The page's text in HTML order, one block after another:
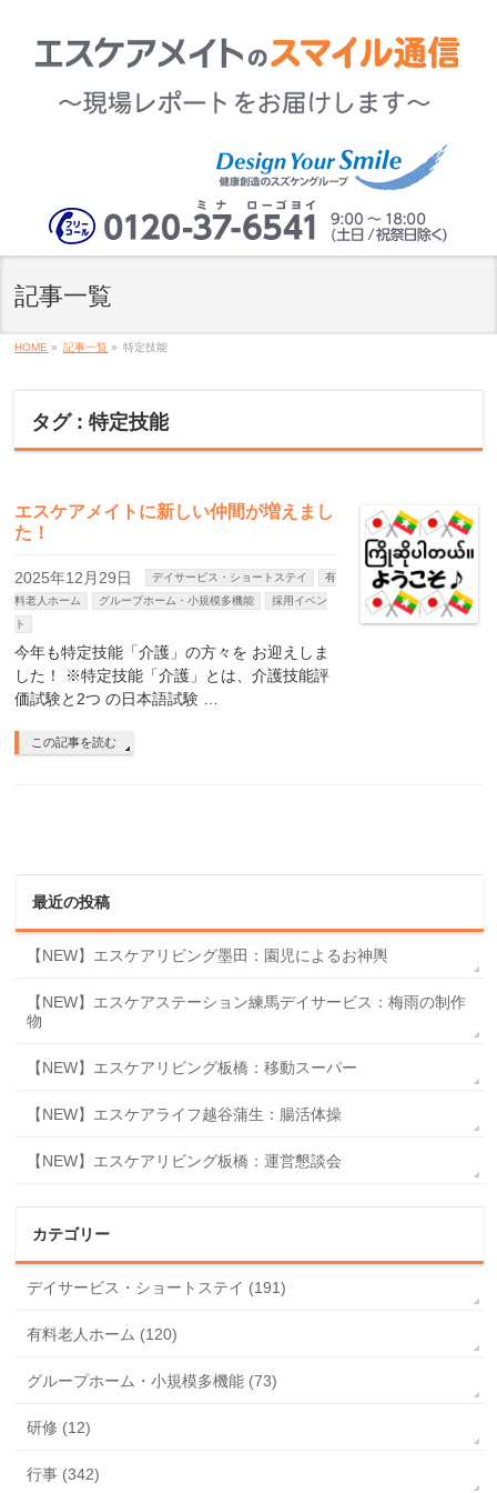
記事一覧
HOME » 記事一覧 » 特定技能
タグ : 特定技能
エスケアメイトに新しい仲間が増えまし
た！
2025年12月29日 デイサービス・ショートステイ
有
料老人ホーム
グループホーム・小規模多機能
採用イベン
ト
今年も特定技能「介護」の方々を お迎えしま
した！ ※特定技能「介護」とは、介護技能評
価試験と2つ の日本語試験 …
この記事を読む
最近の投稿
【NEW】エスケアリビング墨田：園児によるお神輿
【NEW】エスケアステーション練馬デイサービス：梅雨の制作
物
【NEW】エスケアリビング板橋：移動スーパー
【NEW】エスケアライフ越谷蒲生：腸活体操
【NEW】エスケアリビング板橋：運営懇談会
カテゴリー
デイサービス・ショートステイ (191)
有料老人ホーム (120)
グループホーム・小規模多機能 (73)
研修 (12)
行事 (342)